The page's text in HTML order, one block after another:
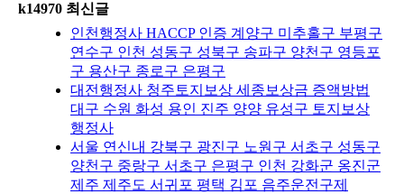
k14970 최신글
인천행정사 HACCP 인증 계양구 미추홀구 부평구
연수구 인천 성동구 성북구 송파구 양천구 영등포
구 용산구 종로구 은평구
대전행정사 청주토지보상 세종보상금 증액방법
대구 수원 화성 용인 진주 양양 유성구 토지보상
행정사
서울 연신내 강북구 광진구 노원구 서초구 성동구
양천구 중랑구 서초구 은평구 인천 강화군 옹진군
제주 제주도 서귀포 평택 김포 음주운전구제